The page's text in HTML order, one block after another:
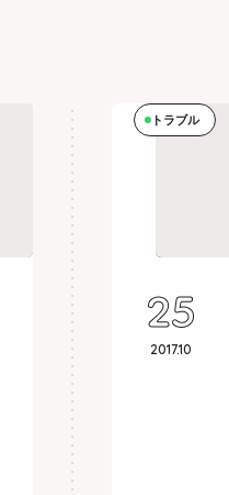
トラブル
2017.10
25